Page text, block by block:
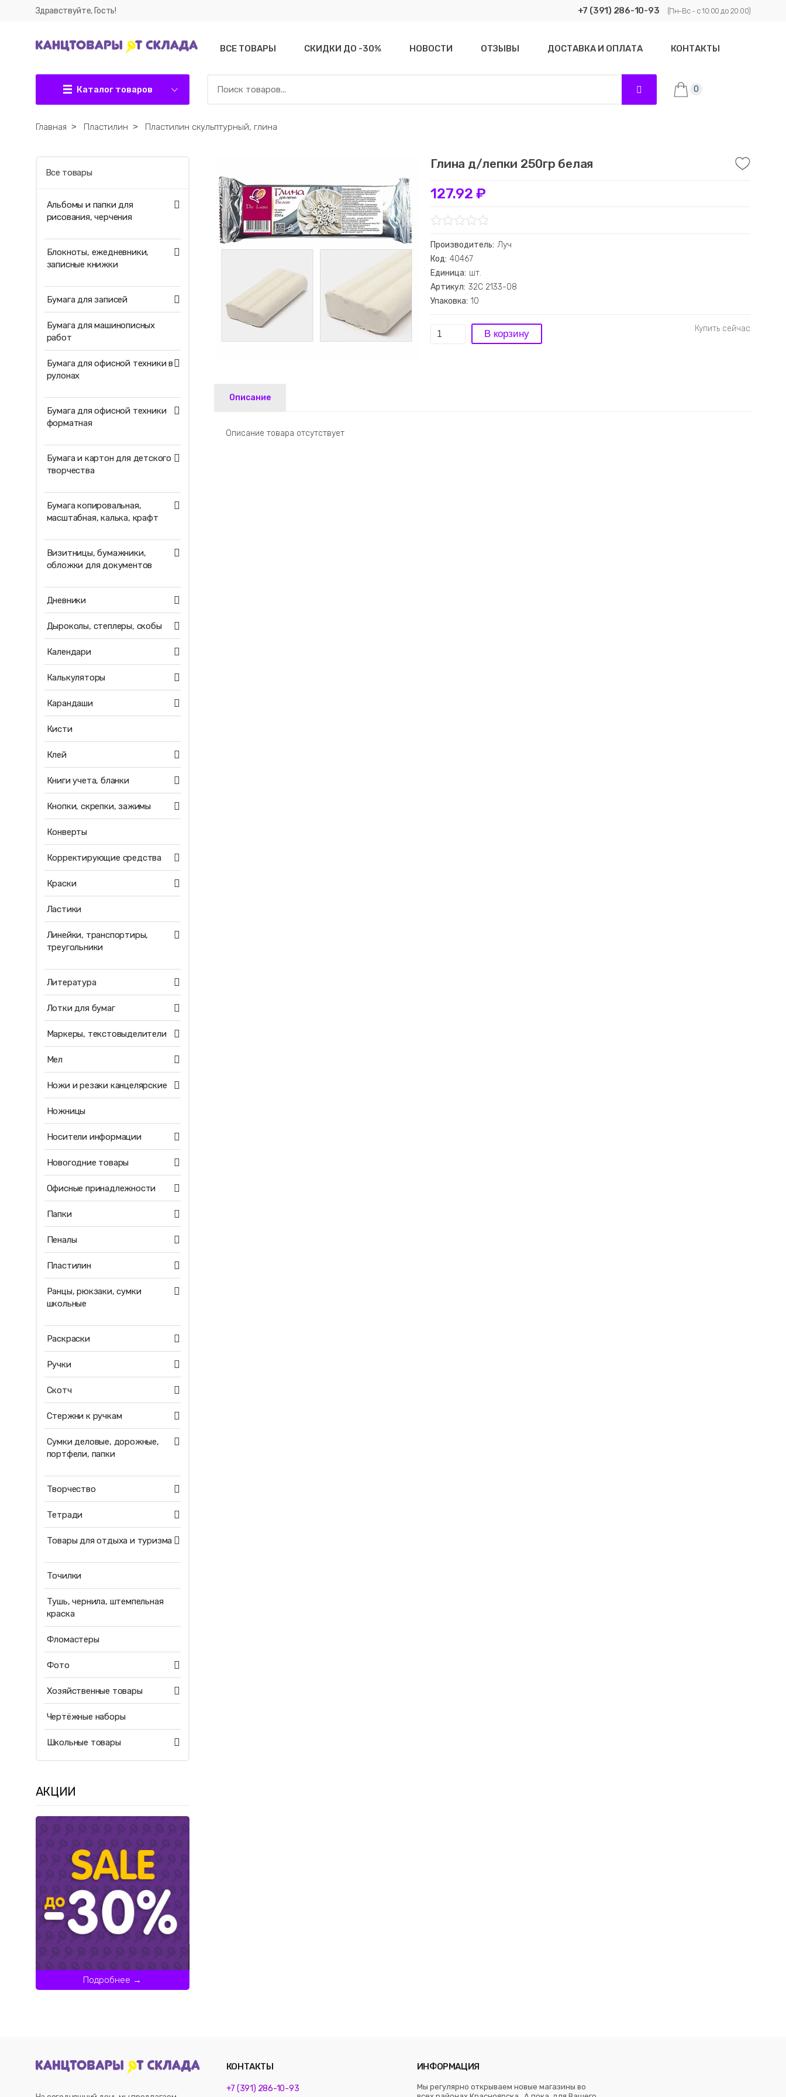
Здравствуйте, Гость! +7 (391) 286-10-93 (Пн-Вс - с 10:00 до 20:00)
Каталог товаров
ВСЕ ТОВАРЫ СКИДКИ ДО -30% НОВОСТИ ОТЗЫВЫ ДОСТАВКА И ОПЛАТА КОНТАКТЫ
0
Главная ˃ Пластилин ˃ Пластилин скульптурный, глина
Глина д/лепки 250гр белая
127.92 ₽
Производитель: Луч
Код: 40467
Единица: шт.
Артикул: 32С 2133-08
Упаковка: 10
Описание
Описание товара отсутствует
Все товары
Альбомы и папки для
рисования, черчения
Блокноты, ежедневники,
записные книжки
Бумага для записей
Бумага для машинописных
работ
Бумага для офисной техники в
рулонах
Бумага для офисной техники
форматная
Бумага и картон для детского
творчества
Бумага копировальная,
масштабная, калька, крафт
Визитницы, бумажники,
обложки для документов
Дневники
Дыроколы, степлеры, скобы
Календари
Калькуляторы
Карандаши
Кисти
Клей
Книги учета, бланки
Кнопки, скрепки, зажимы
Конверты
Корректирующие средства
Краски
Ластики
Линейки, транспортиры,
треугольники
Литература
Лотки для бумаг
Маркеры, текстовыделители
Мел
Ножи и резаки канцелярские
Ножницы
Носители информации
Новогодние товары
Офисные принадлежности
Папки
Пеналы
Пластилин
Ранцы, рюкзаки, сумки
школьные
Раскраски
Ручки
Скотч
Стержни к ручкам
Сумки деловые, дорожные,
портфели, папки
Творчество
Тетради
Товары для отдыха и туризма
Точилки
Тушь, чернила, штемпельная
краска
Фломастеры
Фото
Хозяйственные товары
Чертёжные наборы
Школьные товары
АКЦИИ
Подробнее →
КОНТАКТЫ
+7 (391) 286-10-93
ИНФОРМАЦИЯ
Мы регулярно открываем новые магазины во